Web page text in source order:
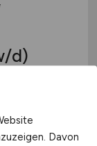
d)
Davon